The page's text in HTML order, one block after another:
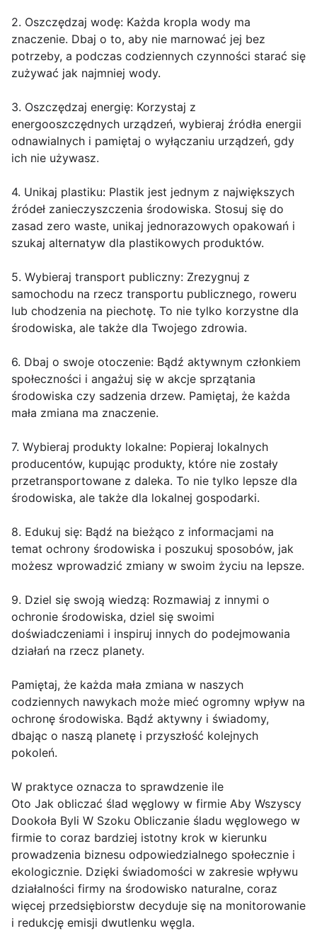
2. Oszczędzaj wodę: Każda kropla wody ma
znaczenie. Dbaj o to, aby nie marnować jej bez
potrzeby, a podczas codziennych czynności starać się
zużywać jak najmniej wody.
3. Oszczędzaj energię: Korzystaj z
energooszczędnych urządzeń, wybieraj źródła energii
odnawialnych i pamiętaj o wyłączaniu urządzeń, gdy
ich nie używasz.
4. Unikaj plastiku: Plastik jest jednym z największych
źródeł zanieczyszczenia środowiska. Stosuj się do
zasad zero waste, unikaj jednorazowych opakowań i
szukaj alternatyw dla plastikowych produktów.
5. Wybieraj transport publiczny: Zrezygnuj z
samochodu na rzecz transportu publicznego, roweru
lub chodzenia na piechotę. To nie tylko korzystne dla
środowiska, ale także dla Twojego zdrowia.
6. Dbaj o swoje otoczenie: Bądź aktywnym członkiem
społeczności i angażuj się w akcje sprzątania
środowiska czy sadzenia drzew. Pamiętaj, że każda
mała zmiana ma znaczenie.
7. Wybieraj produkty lokalne: Popieraj lokalnych
producentów, kupując produkty, które nie zostały
przetransportowane z daleka. To nie tylko lepsze dla
środowiska, ale także dla lokalnej gospodarki.
8. Edukuj się: Bądź na bieżąco z informacjami na
temat ochrony środowiska i poszukuj sposobów, jak
możesz wprowadzić zmiany w swoim życiu na lepsze.
9. Dziel się swoją wiedzą: Rozmawiaj z innymi o
ochronie środowiska, dziel się swoimi
doświadczeniami i inspiruj innych do podejmowania
działań na rzecz planety.
Pamiętaj, że każda mała zmiana w naszych
codziennych nawykach może mieć ogromny wpływ na
ochronę środowiska. Bądź aktywny i świadomy,
dbając o naszą planetę i przyszłość kolejnych
pokoleń.
W praktyce oznacza to sprawdzenie ile
Oto Jak obliczać ślad węglowy w firmie Aby Wszyscy
Dookoła Byli W Szoku Obliczanie śladu węglowego w
firmie to coraz bardziej istotny krok w kierunku
prowadzenia biznesu odpowiedzialnego społecznie i
ekologicznie. Dzięki świadomości w zakresie wpływu
działalności firmy na środowisko naturalne, coraz
więcej przedsiębiorstw decyduje się na monitorowanie
i redukcję emisji dwutlenku węgla.